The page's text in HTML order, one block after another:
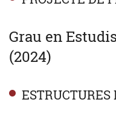
Grau en
(2024)
ESTRUCTURES